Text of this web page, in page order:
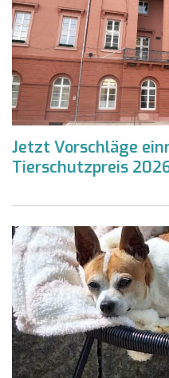
Jetzt Vorschläge
Tierschutzpreis